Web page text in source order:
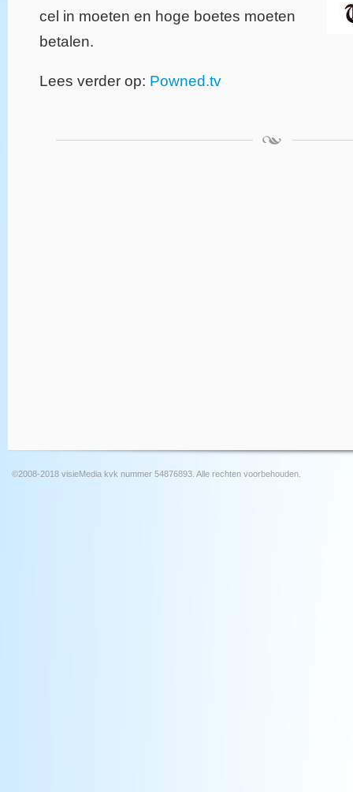
cel in moeten en hoge boetes moeten
betalen.
Lees verder op: Powned.tv
©2008-2018 visieMedia kvk nummer 54876893. Alle rechten voorbehouden.